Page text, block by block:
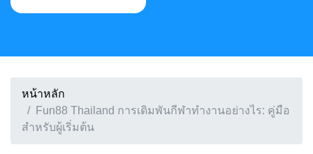
หน้าหลัก
Fun88 Thailand การเดิมพันกีฬาทำงานอย่างไร: คู่มือ
สำหรับผู้เริ่มต้น